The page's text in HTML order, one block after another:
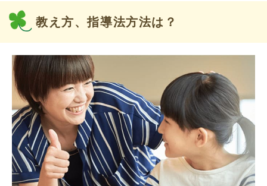
教え方、指導法方法は？